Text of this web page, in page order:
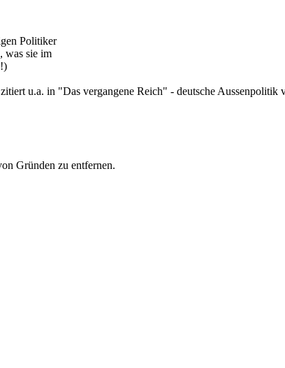
Politiker
was sie im
zitiert u.a. in "Das vergangene Reich" - deutsche
Gründen zu entfernen.